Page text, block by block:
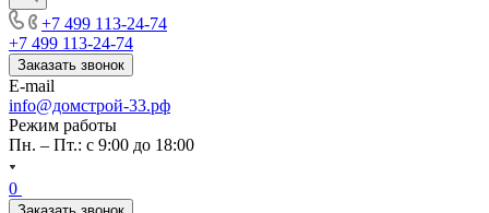
+7 499 113-24-74
+7 499 113-24-74
Заказать звонок
E-mail
info@домстрой-33.рф
Режим работы
Пн. – Пт.: с 9:00 до 18:00
0